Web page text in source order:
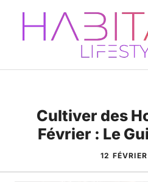
Aller
contenu
Cultiver des
Février : Le
12